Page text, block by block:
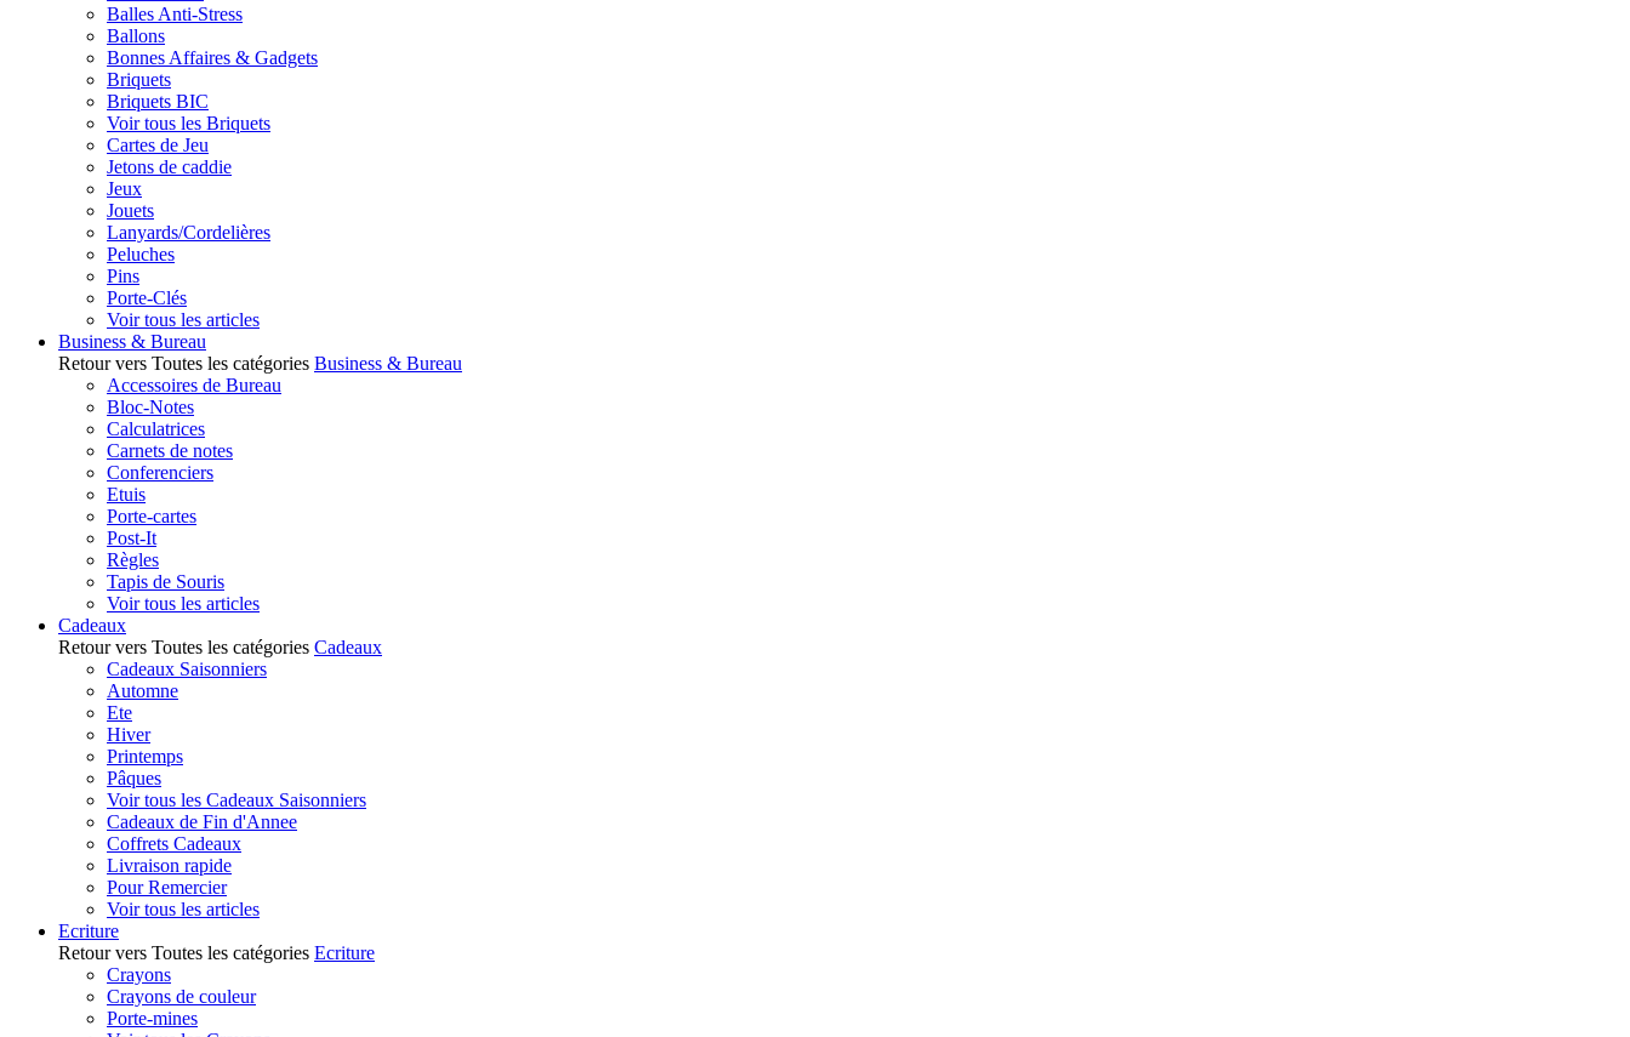
Balles Anti-Stress
Ballons
Bonnes Affaires & Gadgets
Briquets
Briquets BIC
Voir tous les Briquets
Cartes de Jeu
Jetons de caddie
Jeux
Jouets
Lanyards/Cordelières
Peluches
Pins
Porte-Clés
Voir tous les articles
Business & Bureau
Retour vers Toutes les catégories Business & Bureau
Accessoires de Bureau
Bloc-Notes
Calculatrices
Carnets de notes
Conferenciers
Etuis
Porte-cartes
Post-It
Règles
Tapis de Souris
Voir tous les articles
Cadeaux
Retour vers Toutes les catégories Cadeaux
Cadeaux Saisonniers
Automne
Ete
Hiver
Printemps
Pâques
Voir tous les Cadeaux Saisonniers
Cadeaux de Fin d'Annee
Coffrets Cadeaux
Livraison rapide
Pour Remercier
Voir tous les articles
Ecriture
Retour vers Toutes les catégories Ecriture
Crayons
Crayons de couleur
Porte-mines